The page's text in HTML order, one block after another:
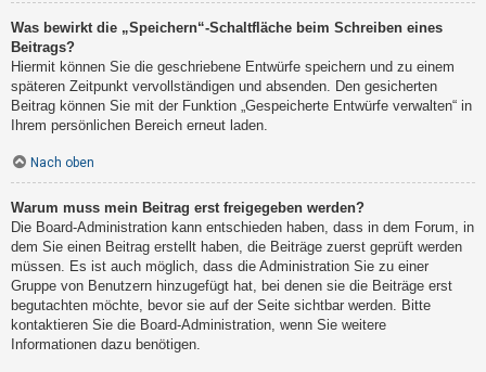
Was bewirkt die „Speichern“-Schaltfläche beim Schreiben eines
Beitrags?
Hiermit können Sie die geschriebene Entwürfe speichern und zu einem
späteren Zeitpunkt vervollständigen und absenden. Den gesicherten
Beitrag können Sie mit der Funktion „Gespeicherte Entwürfe verwalten“ in
Ihrem persönlichen Bereich erneut laden.
Nach oben
Warum muss mein Beitrag erst freigegeben werden?
Die Board-Administration kann entschieden haben, dass in dem Forum, in
dem Sie einen Beitrag erstellt haben, die Beiträge zuerst geprüft werden
müssen. Es ist auch möglich, dass die Administration Sie zu einer
Gruppe von Benutzern hinzugefügt hat, bei denen sie die Beiträge erst
begutachten möchte, bevor sie auf der Seite sichtbar werden. Bitte
kontaktieren Sie die Board-Administration, wenn Sie weitere
Informationen dazu benötigen.